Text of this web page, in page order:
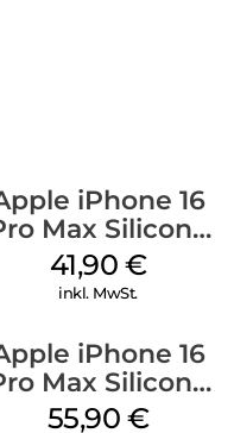
iPhone 16
Max Silicone
Case MagSafe
Ultramarine
41,90 €
inkl. MwSt.
iPhone 16
Max Silicone
Case MagSafe
55,90 €